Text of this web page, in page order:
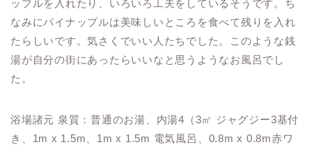
ップルを入れたり、いろいろ工夫をしているそうです。ち
なみにパイナップルは美味しいところを食べて残りを入れ
たらしいです。気さくでいい人たちでした。このような銭
湯が自分の街にあったらいいなと思うようなお風呂でし
た。
浴場諸元 泉質：普通のお湯、内湯4（3㎡ ジャグジー3基付
き、1m x 1.5m、1m x 1.5m 電気風呂、0.8m x 0.8m赤ワ